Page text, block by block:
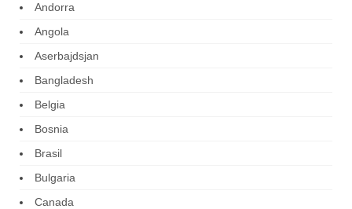
Andorra
Angola
Aserbajdsjan
Bangladesh
Belgia
Bosnia
Brasil
Bulgaria
Canada